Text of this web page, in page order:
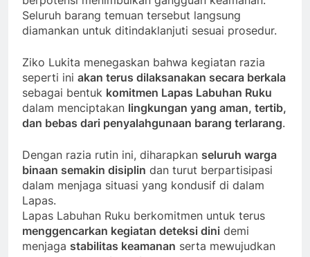
Seluruh barang temuan tersebut langsung
diamankan untuk ditindaklanjuti sesuai prosedur.
Ziko Lukita menegaskan bahwa kegiatan razia
seperti ini akan terus dilaksanakan secara berkala
sebagai bentuk komitmen Lapas Labuhan Ruku
dalam menciptakan lingkungan yang aman, tertib,
dan bebas dari penyalahgunaan barang terlarang.
Dengan razia rutin ini, diharapkan seluruh warga
binaan semakin disiplin dan turut berpartisipasi
dalam menjaga situasi yang kondusif di dalam
Lapas.
Lapas Labuhan Ruku berkomitmen untuk terus
menggencarkan kegiatan deteksi dini demi
menjaga stabilitas keamanan serta mewujudkan